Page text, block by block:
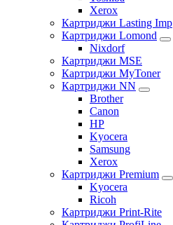
Xerox
Картриджи Lasting Imp
Картриджи Lomond
Nixdorf
Картриджи MSE
Картриджи MyToner
Картриджи NN
Brother
Canon
HP
Kyocera
Samsung
Xerox
Картриджи Premium
Kyocera
Ricoh
Картриджи Print-Rite